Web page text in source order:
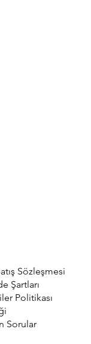
Sözleşmesi
Şartları
Politikası
Sorular